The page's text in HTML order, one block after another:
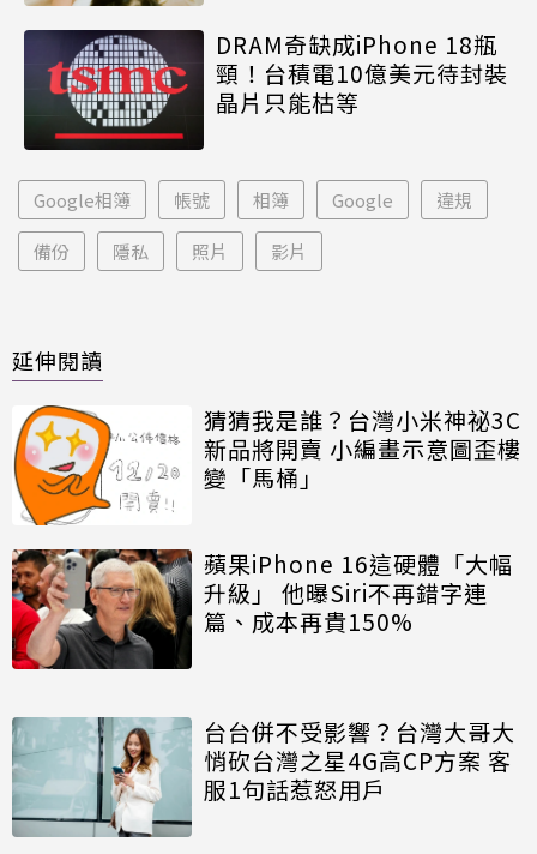
DRAM奇缺成iPhone 18瓶
頸！台積電10億美元待封裝
晶片只能枯等
Google相簿 帳號 相簿 Google 違規
備份 隱私 照片 影片
延伸閱讀
猜猜我是誰？台灣小米神祕3C
新品將開賣 小編畫示意圖歪樓
變「馬桶」
蘋果iPhone 16這硬體「大幅
升級」 他曝Siri不再錯字連
篇、成本再貴150%
台台併不受影響？台灣大哥大
悄砍台灣之星4G高CP方案 客
服1句話惹怒用戶